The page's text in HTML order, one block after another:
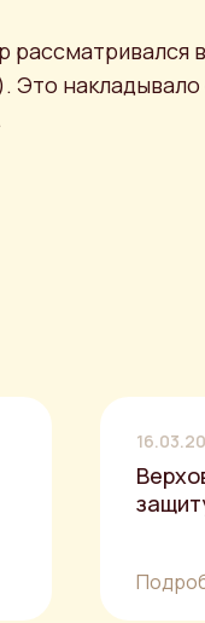
рассматривался в
Это